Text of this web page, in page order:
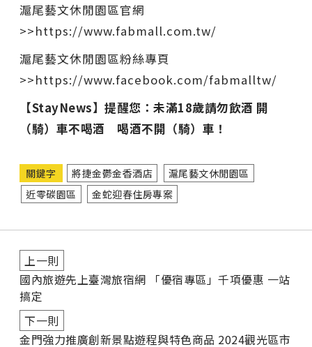
滬尾藝文休閒園區官網
>>https://www.fabmall.com.tw/
滬尾藝文休閒園區粉絲專頁
>>https://www.facebook.com/fabmalltw/
【StayNews】提醒您：未滿18歲請勿飲酒 開
（騎）車不喝酒 喝酒不開（騎）車！
關鍵字 將捷金鬱金香酒店
滬尾藝文休閒園區
近零碳園區
金蛇迎春住房專案
上一則
國內旅遊先上臺灣旅宿網 「優宿專區」千項優惠 一站
搞定
下一則
金門強力推廣創新景點遊程與特色商品 2024觀光區市